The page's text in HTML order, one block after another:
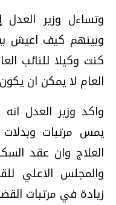
وتساءل وزير
كنت وكيلا للنائب
العام لا يمكن ان
واكد وزير العدل
يمس مرتبات
العلاج وان عقد
والمجلس الاعلي
زيادة في مرتبات